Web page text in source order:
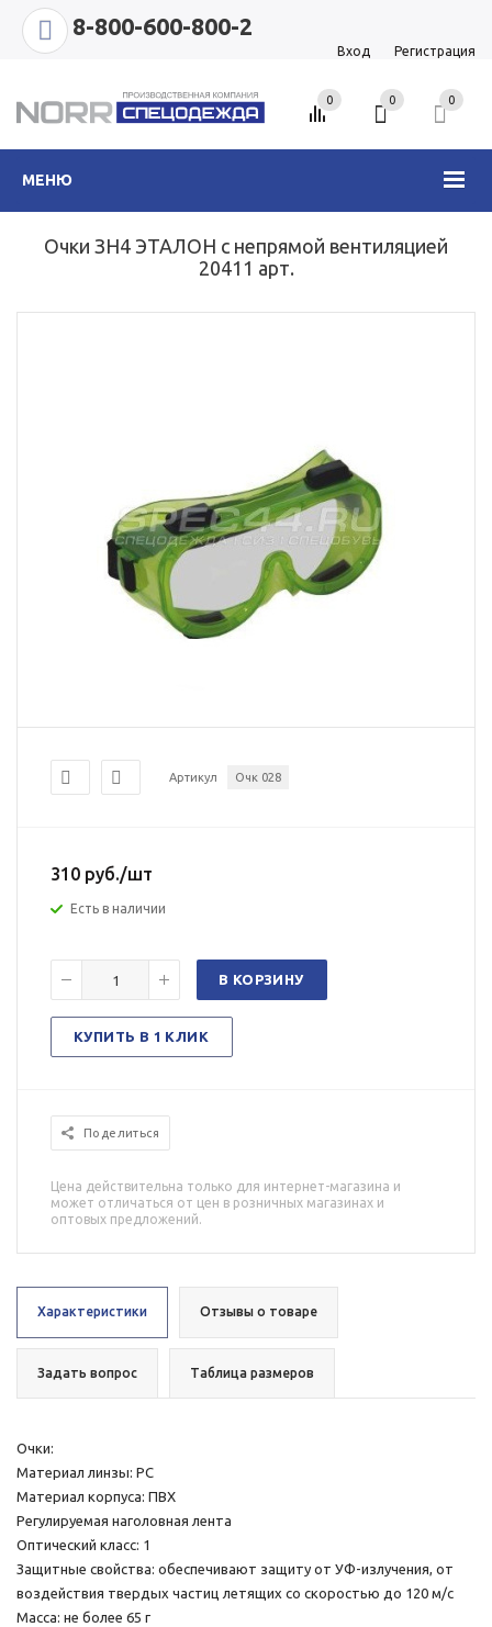
8-800-600-800-2
Вход Регистрация
МЕНЮ
0 0
0
Очки ЗН4 ЭТАЛОН с непрямой вентиляцией
20411 арт.
Артикул Очк 028
310 руб./шт
Есть в наличии
В КОРЗИНУ
КУПИТЬ В 1 КЛИК
Поделиться
Цена действительна только для интернет-магазина и
может отличаться от цен в розничных магазинах и
оптовых предложений.
Характеристики Отзывы о товаре
Задать вопрос Таблица размеров
Очки:
Материал линзы: РС
Материал корпуса: ПВХ
Регулируемая наголовная лента
Оптический класс: 1
Защитные свойства: обеспечивают защиту от УФ-излучения, от
воздействия твердых частиц летящих со скоростью до 120 м/с
Масса: не более 65 г